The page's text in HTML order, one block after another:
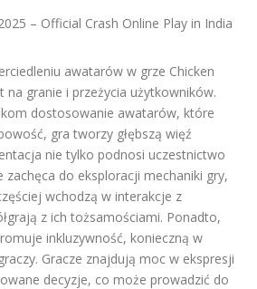
awatarów w grze Chicken
na granie i przeżycia użytkowników.
dostosowanie awatarów, które
gra tworzy głębszą więź
nie tylko podnosi uczestnictwo
do eksploracji mechaniki gry,
wchodzą w interakcje z
z ich tożsamościami. Ponadto,
inkluzywność, konieczną w
Gracze znajdują moc w ekspresji
decyzje, co może prowadzić do